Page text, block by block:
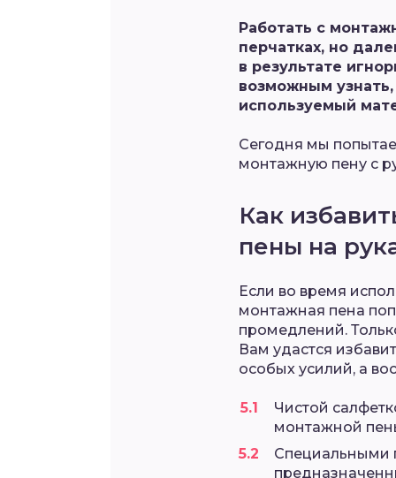
Работать с
перчатках, но
в результате
возможным
используемый
Сегодня мы
монтажную пену с
Как
пены на
Если во время
монтажная пена
промедлений.
Вам удастся
особых усилий, а
Чистой
монтажной
Специальными